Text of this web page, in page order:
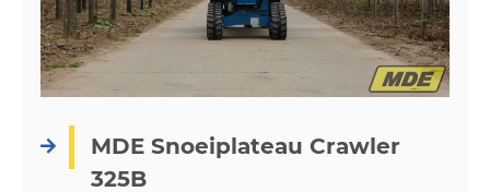
MDE Snoeiplateau Crawler
325B